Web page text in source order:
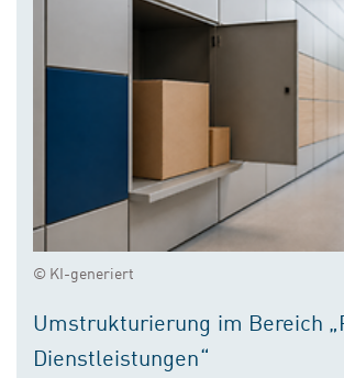
© KI-generiert
Umstrukturierung im Bereich
Dienstleistungen“